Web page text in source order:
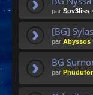
par Sov3liss
[BG]
par Abyssos
BG
par